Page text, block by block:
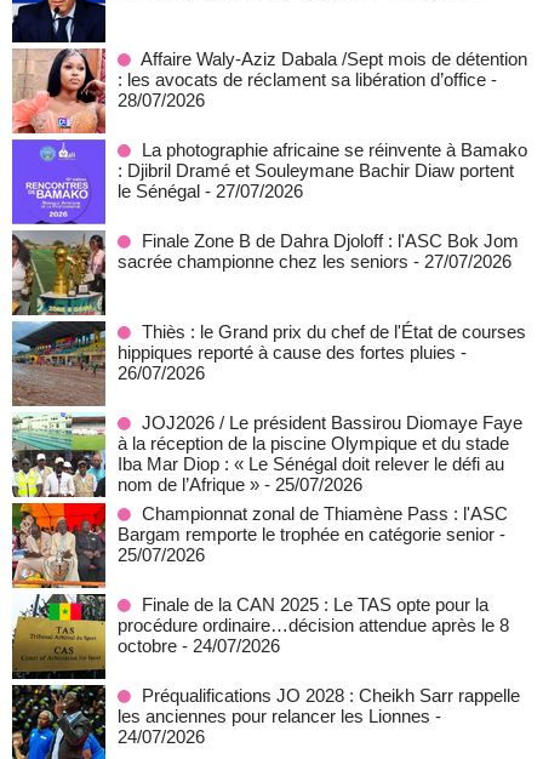
Affaire Waly-Aziz Dabala /Sept mois de détention
: les avocats de réclament sa libération d’office -
28/07/2026
La photographie africaine se réinvente à Bamako
: Djibril Dramé et Souleymane Bachir Diaw portent
le Sénégal - 27/07/2026
Finale Zone B de Dahra Djoloff : l'ASC Bok Jom
sacrée championne chez les seniors - 27/07/2026
Thiès : le Grand prix du chef de l'État de courses
hippiques reporté à cause des fortes pluies -
26/07/2026
JOJ2026 / Le président Bassirou Diomaye Faye
à la réception de la piscine Olympique et du stade
Iba Mar Diop : « Le Sénégal doit relever le défi au
nom de l’Afrique » - 25/07/2026
Championnat zonal de Thiamène Pass : l'ASC
Bargam remporte le trophée en catégorie senior -
25/07/2026
Finale de la CAN 2025 : Le TAS opte pour la
procédure ordinaire…décision attendue après le 8
octobre - 24/07/2026
Préqualifications JO 2028 : Cheikh Sarr rappelle
les anciennes pour relancer les Lionnes -
24/07/2026